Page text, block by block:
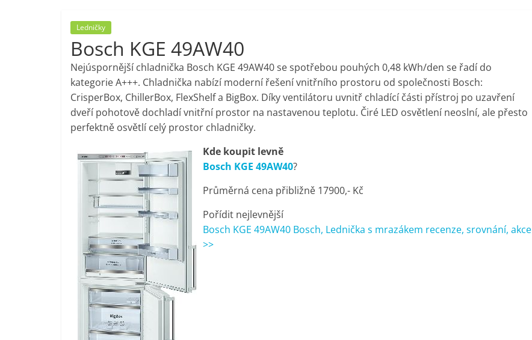
porovnání,
pračky,
televize,
notebooky,
mobilní
telefony,
kávovary,
bazény
Nejlepší
elektronika
porovnání
Elektro
Ledničky
Bosch KGE 49AW40
Nejúspornější chladnička Bosch KGE 49AW40 se spotřebou pouhých 0,48 kWh/den se řadí do
kategorie A+++. Chladnička nabízí moderní řešení vnitřního prostoru od společnosti Bosch:
CrisperBox, ChillerBox, FlexShelf a BigBox. Díky ventilátoru uvnitř chladící části přístroj po uzavření
dveří pohotově dochladí vnitřní prostor na nastavenou teplotu. Čiré LED osvětlení neoslní, ale přesto
perfektně osvětlí celý prostor chladničky.
Kde koupit levně
Bosch KGE 49AW40?
Průměrná cena přibližně 17900,- Kč
Pořídit nejlevnější
Bosch KGE 49AW40 Bosch, Lednička s mrazákem recenze, srovnání, akce
>>